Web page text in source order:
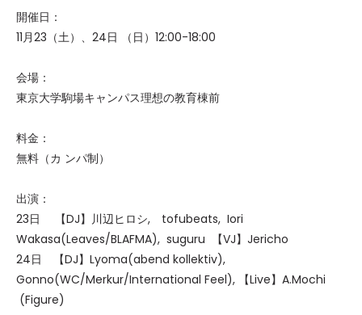
開催日：
11月23（土）、24日 （日）12:00-18:00
会場：
東京大学駒場キャンパス理想の教育棟前
料金：
無料（カ ンパ制）
出演：
23日 【DJ】川辺ヒロシ, tofubeats, Iori
Wakasa(Leaves/BLAFMA), suguru 【VJ】Jericho
24日 【DJ】Lyoma(abend kollektiv),
Gonno(WC/Merkur/International Feel), 【Live】A.Mochi
(Figure)